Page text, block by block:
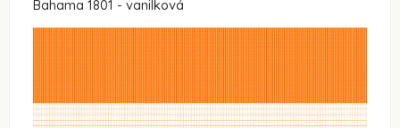
Bahama 1801 - vanilková